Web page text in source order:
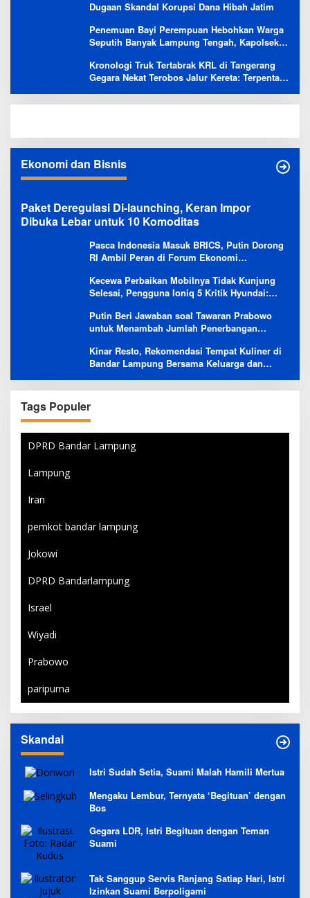
Dugaan Skandal Korupsi Dana Hibah Jatim
Penemuan Bayi Perempuan Hebohkan Warga
Seputih Banyak Lampung Tengah, Kapolsek:
Kronologi Truk Tertabrak KRL di Tangerang
Gegara Nekat Terobos Jalur Kereta: Terpental,
Ekonomi dan Bisnis
Paket Deregulasi Di-launching, Keran Impor
Dibuka Lebar untuk 10 Komoditas
Pasca Indonesia Masuk BRICS, Putin Dorong
RI Ambil Peran di Forum Ekonomi
Kecewa Perbaikan Mobilnya Tidak Kunjung
Selesai, Pengguna Ioniq 5 Kritik Hyundai:
Sales
Putin Beri Jawaban soal Tawaran Prabowo
untuk Menambah Jumlah Penerbangan
Kinar Resto, Rekomendasi Tempat Kuliner di
Bandar Lampung Bersama Keluarga dan
Tags Populer
DPRD Bandar Lampung
Lampung
Iran
pemkot bandar lampung
Jokowi
DPRD Bandarlampung
Israel
Wiyadi
Prabowo
paripurna
Skandal
Istri Sudah Setia, Suami Malah Hamili Mertua
Mengaku Lembur, Ternyata ‘Begituan’ dengan
Bos
Gegara LDR, Istri Begituan dengan Teman
Suami
Tak Sanggup Servis Ranjang Satiap Hari, Istri
Izinkan Suami Berpoligami